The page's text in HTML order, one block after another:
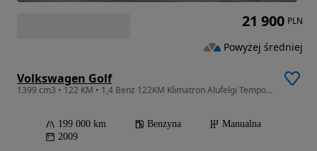
Volkswagen Golf
1399 cm3 • 122 KM • 1,4 Benz 122KM Klimatron Alufelgi Tempomat PDC Serwis z DE !!
199 000 km Benzyna
Manualna
2009
21 900 PLN
Powyżej średniej